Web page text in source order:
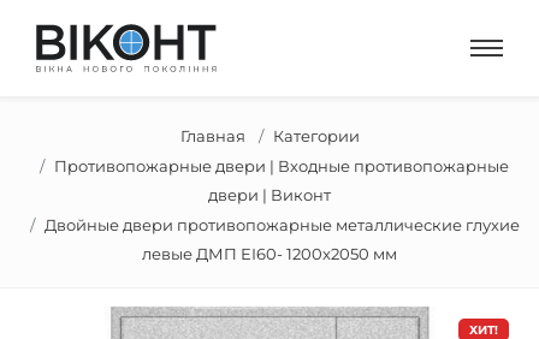
Главная
Категории
Противопожарные двери | Входные противопожарные
двери | Виконт
Двойные двери противопожарные металлические глухие
левые ДМП ЕІ60- 1200х2050 мм
ХИТ!